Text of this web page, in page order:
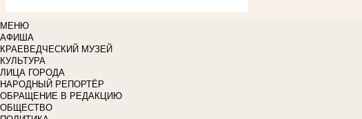
МЕНЮ
АФИША
КРАЕВЕДЧЕСКИЙ МУЗЕЙ
КУЛЬТУРА
ЛИЦА ГОРОДА
НАРОДНЫЙ РЕПОРТЁР
ОБРАЩЕНИЕ В РЕДАКЦИЮ
ОБЩЕСТВО